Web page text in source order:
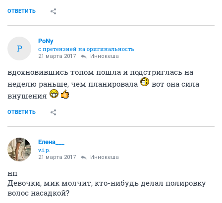
ОТВЕТИТЬ
P
PoNy
с претензией на оригинальность
21 марта 2017 Иннокеша
вдохновившись топом пошла и подстриглась на
неделю раньше, чем планировала
вот она сила
внушения
ОТВЕТИТЬ
Елена___
v.i.p.
21 марта 2017 Иннокеша
нп
Девочки, мик молчит, кто-нибудь делал полировку
волос насадкой?